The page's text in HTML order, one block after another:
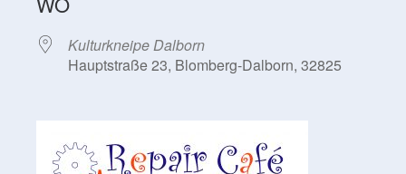
Kulturkneipe Dalborn
Hauptstraße 23, Blomberg-Dalborn, 32825